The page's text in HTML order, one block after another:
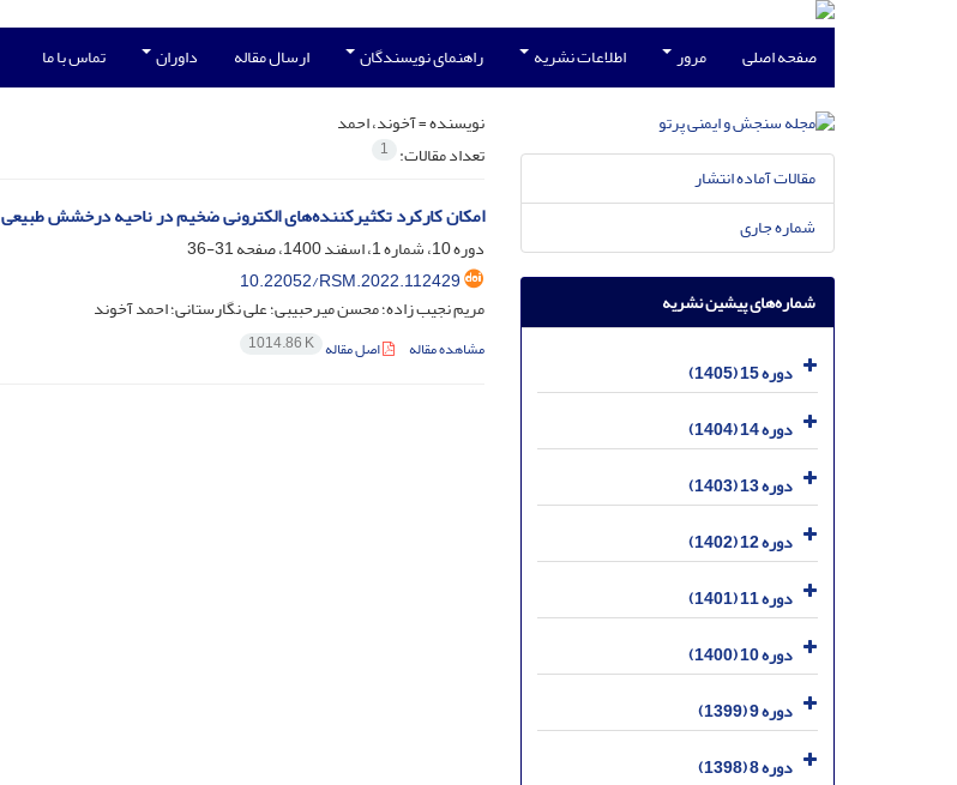
صفحه اصلی مرور اطلاعات نشریه راهنمای نویسندگان ارسال مقاله داوران تماس با ما
نویسنده =آخوند، احمد
تعداد مقالات: 1
امکان کارکرد تکثیرکننده‌های الکترونی ضخیم در ناحیه درخشش طبیعی
دوره 10، شماره 1، اسفند 1400، صفحه
31-36
10.22052/RSM.2022.112429
مریم نجیب زاده؛ محسن میرحبیبی؛ علی نگارستانی؛ احمد آخوند
مشاهده مقاله اصل مقاله 1014.86 K
مقالات آماده انتشار
شماره جاری
شماره‌های پیشین نشریه
دوره 15 (1405)
دوره 14 (1404)
دوره 13 (1403)
دوره 12 (1402)
دوره 11 (1401)
دوره 10 (1400)
دوره 9 (1399)
دوره 8 (1398)